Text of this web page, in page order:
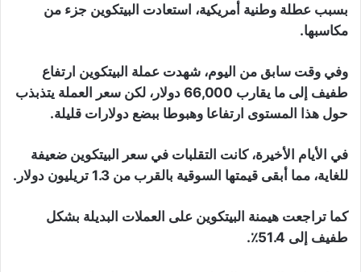
بسبب عطلة وطنية أمريكية، استعادت البيتكوين جزء من
مكاسبها.
وفي وقت سابق من اليوم، شهدت عملة البيتكوين ارتفاع
طفيف إلى ما يقارب 66,000 دولار، لكن سعر العملة يتذبذب
حول هذا المستوى ارتفاعا وهبوطا ببضع دولارات قليلة.
في الأيام الأخيرة، كانت التقلبات في سعر البيتكوين ضعيفة
للغاية، مما أبقى قيمتها السوقية بالقرب من 1.3 تريليون دولار.
كما تراجعت هيمنة البيتكوين على العملات البديلة بشكل
طفيف إلى 51.4٪.